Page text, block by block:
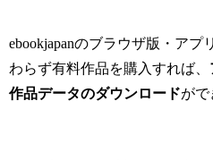
ebookjapanのブラウザ版・アプ
わらず有料作品を購入すれば、
作品データのダウンロードがで